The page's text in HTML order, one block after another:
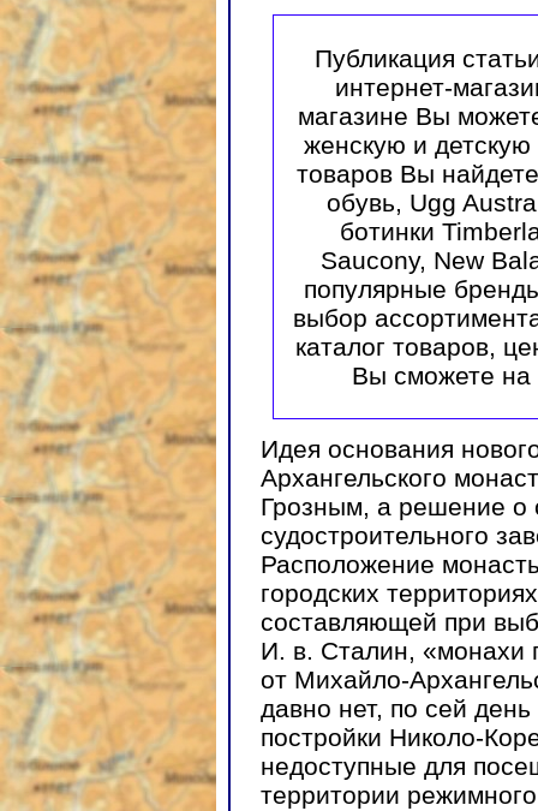
Публикация
интернет-
магазине Вы
женскую и детскую
товаров Вы
обувь, Ugg
ботинки
Saucony, New
популярные
выбор
каталог товаров,
Вы сможете на
Идея основания
Архангельского
Грозным, а решение о
судостроительного
Расположение
городских
составляющей при
И. в. Сталин, «монахи
от Михайло-
давно нет, по сей
постройки Николо-
недоступные для
территории